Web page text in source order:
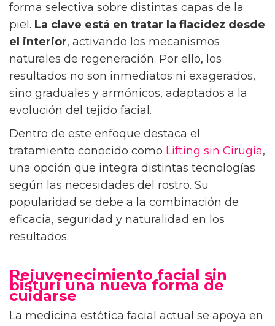
forma selectiva sobre distintas capas de la
piel. La clave está en tratar la flacidez desde
el interior, activando los mecanismos
naturales de regeneración. Por ello, los
resultados no son inmediatos ni exagerados,
sino graduales y armónicos, adaptados a la
evolución del tejido facial.
Dentro de este enfoque destaca el
tratamiento conocido como Lifting sin Cirugía,
una opción que integra distintas tecnologías
según las necesidades del rostro. Su
popularidad se debe a la combinación de
eficacia, seguridad y naturalidad en los
resultados.
Rejuvenecimiento facial sin
bisturí una nueva forma de
cuidarse
La medicina estética facial actual se apoya en